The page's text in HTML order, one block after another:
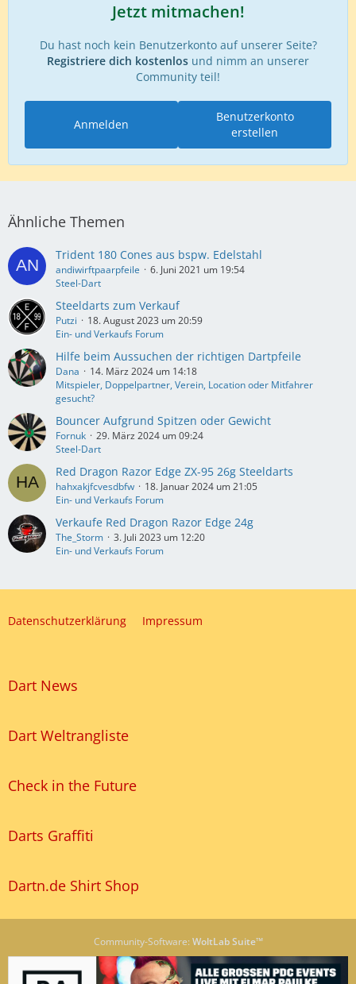
Jetzt mitmachen!
Du hast noch kein Benutzerkonto auf unserer Seite?
Registriere dich kostenlos und nimm an unserer
Community teil!
Benutzerkonto
erstellen
Anmelden
Ähnliche Themen
Trident 180 Cones aus bspw. Edelstahl
andiwirftpaarpfeile
6. Juni 2021 um 19:54
Steel-Dart
Steeldarts zum Verkauf
Putzi
18. August 2023 um 20:59
Ein- und Verkaufs Forum
Hilfe beim Aussuchen der richtigen Dartpfeile
Dana
14. März 2024 um 14:18
Mitspieler, Doppelpartner, Verein, Location oder Mitfahrer
gesucht?
Bouncer Aufgrund Spitzen oder Gewicht
Fornuk
29. März 2024 um 09:24
Steel-Dart
Red Dragon Razor Edge ZX-95 26g Steeldarts
hahxakjfcvesdbfw
18. Januar 2024 um 21:05
Ein- und Verkaufs Forum
Verkaufe Red Dragon Razor Edge 24g
The_Storm
3. Juli 2023 um 12:20
Ein- und Verkaufs Forum
Datenschutzerklärung Impressum
Dart News
Dart Weltrangliste
Check in the Future
Darts Graffiti
Dartn.de Shirt Shop
Community-Software: WoltLab Suite™